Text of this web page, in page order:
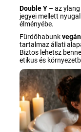
Double Y – az
jegyei mellett
élményébe.
Fürdőhabunk
tartalmaz állati
Biztos lehetsz
etikus és